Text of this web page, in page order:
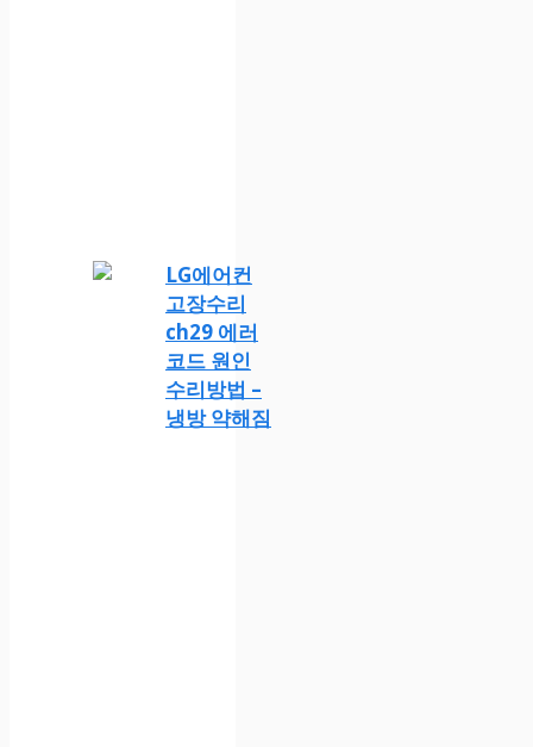
LG에어컨
고장수리
ch29 에러
코드 원인
수리방법 –
냉방 약해짐